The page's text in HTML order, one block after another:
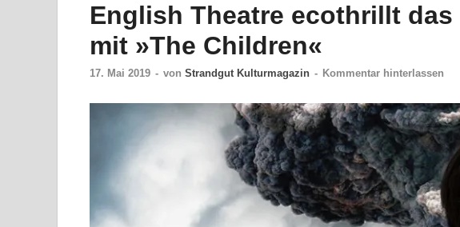
English Theatre ecothrillt
mit »The Children«
17. Mai 2019 - von Strandgut Kulturmagazin - Kommentar hinterlassen